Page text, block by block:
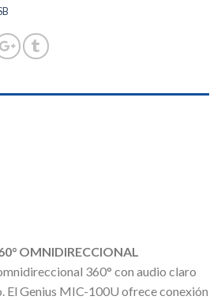
OMNIDIRECCIONAL
360° con audio claro
El Genius MIC-100U ofrece conexión